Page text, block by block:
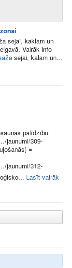
sejai, kaklam un
Vairāk info
sejai, kalam un...
palīdzību
jaunumi/309-
=
jaunumi/312-
Lasīt vairāk